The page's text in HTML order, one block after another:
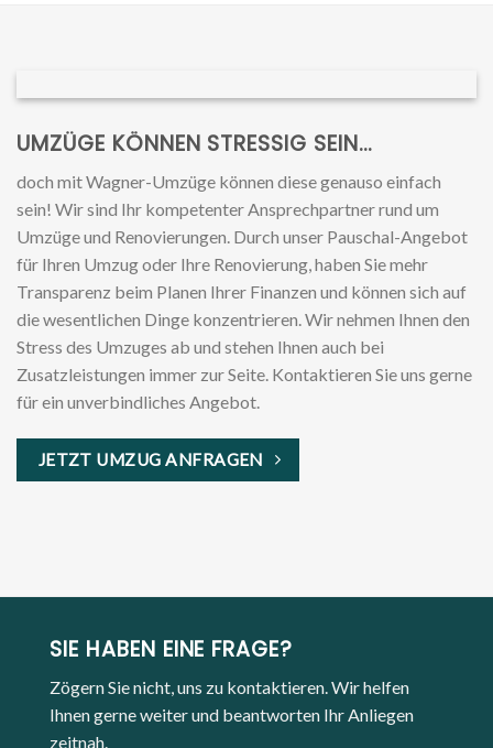
UMZÜGE KÖNNEN STRESSIG SEIN…
doch mit Wagner-Umzüge können diese genauso einfach
sein! Wir sind Ihr kompetenter Ansprechpartner rund um
Umzüge und Renovierungen. Durch unser Pauschal-Angebot
für Ihren Umzug oder Ihre Renovierung, haben Sie mehr
Transparenz beim Planen Ihrer Finanzen und können sich auf
die wesentlichen Dinge konzentrieren. Wir nehmen Ihnen den
Stress des Umzuges ab und stehen Ihnen auch bei
Zusatzleistungen immer zur Seite. Kontaktieren Sie uns gerne
für ein unverbindliches Angebot.
JETZT UMZUG ANFRAGEN
SIE HABEN EINE FRAGE?
Zögern Sie nicht, uns zu kontaktieren. Wir helfen
Ihnen gerne weiter und beantworten Ihr Anliegen
zeitnah.